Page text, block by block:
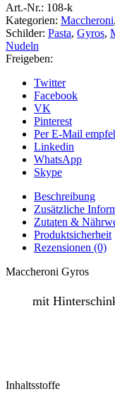
Art.-Nr.: 108-k
Kategorien: Maccheroni,
Schilder: Pasta, Gyros,
Nudeln
Freigeben:
Twitter
Facebook
VK
Pinterest
Per E-Mail
Linkedin
WhatsApp
Skype
Beschreibung
Zusätzliche
Zutaten &
Produktsicherheit
Rezensionen (0)
Maccheroni Gyros
mit
Inhaltsstoffe